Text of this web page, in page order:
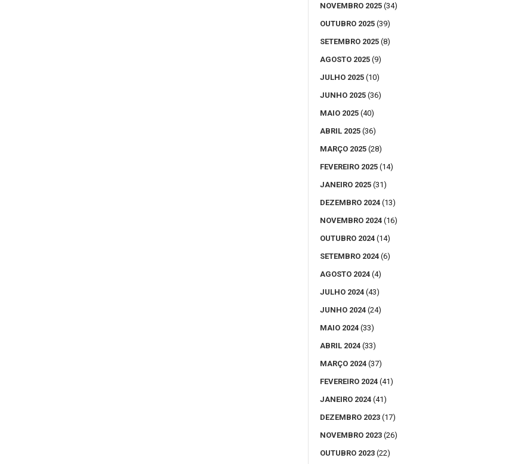
NOVEMBRO 2025 (34)
OUTUBRO 2025 (39)
SETEMBRO 2025 (8)
AGOSTO 2025 (9)
JULHO 2025 (10)
JUNHO 2025 (36)
MAIO 2025 (40)
ABRIL 2025 (36)
MARÇO 2025 (28)
FEVEREIRO 2025 (14)
JANEIRO 2025 (31)
DEZEMBRO 2024 (13)
NOVEMBRO 2024 (16)
OUTUBRO 2024 (14)
SETEMBRO 2024 (6)
AGOSTO 2024 (4)
JULHO 2024 (43)
JUNHO 2024 (24)
MAIO 2024 (33)
ABRIL 2024 (33)
MARÇO 2024 (37)
FEVEREIRO 2024 (41)
JANEIRO 2024 (41)
DEZEMBRO 2023 (17)
NOVEMBRO 2023 (26)
OUTUBRO 2023 (22)